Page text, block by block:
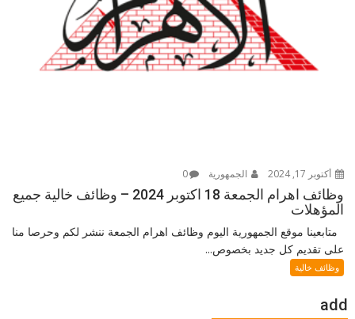
أكتوبر 17, 2024 الجمهورية 0
وظائف اهرام الجمعة 18 اكتوبر 2024 – وظائف خالية جميع
المؤهلات
متابعينا موقع الجمهورية اليوم وظائف اهرام الجمعة ننشر لكم وحرصا منا
على تقديم كل جديد بخصوص...
وظائف خالية
add